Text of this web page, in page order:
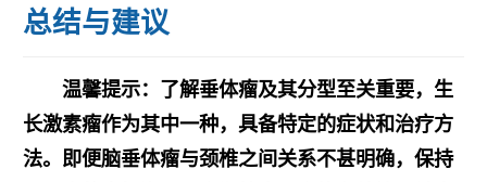
总结与建议
温馨提示：了解垂体瘤及其分型至关重要，生
长激素瘤作为其中一种，具备特定的症状和治疗方
法。即便脑垂体瘤与颈椎之间关系不甚明确，保持